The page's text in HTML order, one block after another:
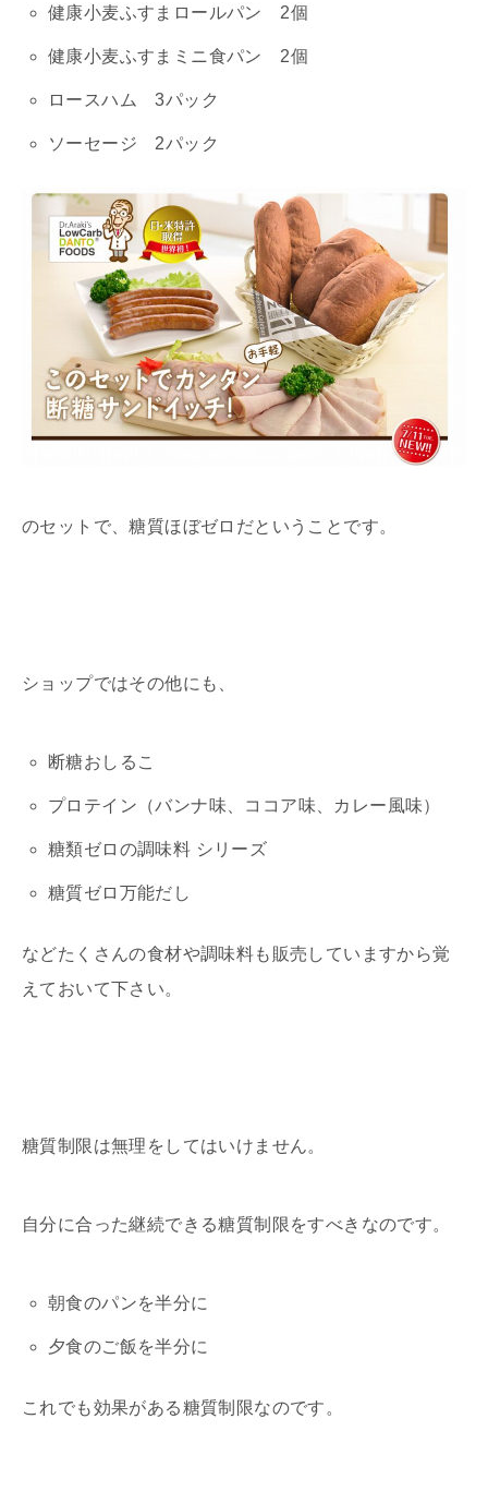
健康小麦ふすまロールパン 2個
健康小麦ふすまミニ食パン 2個
ロースハム 3パック
ソーセージ 2パック
のセットで、糖質ほぼゼロだということです。
ショップではその他にも、
断糖おしるこ
プロテイン（バンナ味、ココア味、カレー風味）
糖類ゼロの調味料 シリーズ
糖質ゼロ万能だし
などたくさんの食材や調味料も販売していますから覚
えておいて下さい。
糖質制限は無理をしてはいけません。
自分に合った継続できる糖質制限をすべきなのです。
朝食のパンを半分に
夕食のご飯を半分に
これでも効果がある糖質制限なのです。